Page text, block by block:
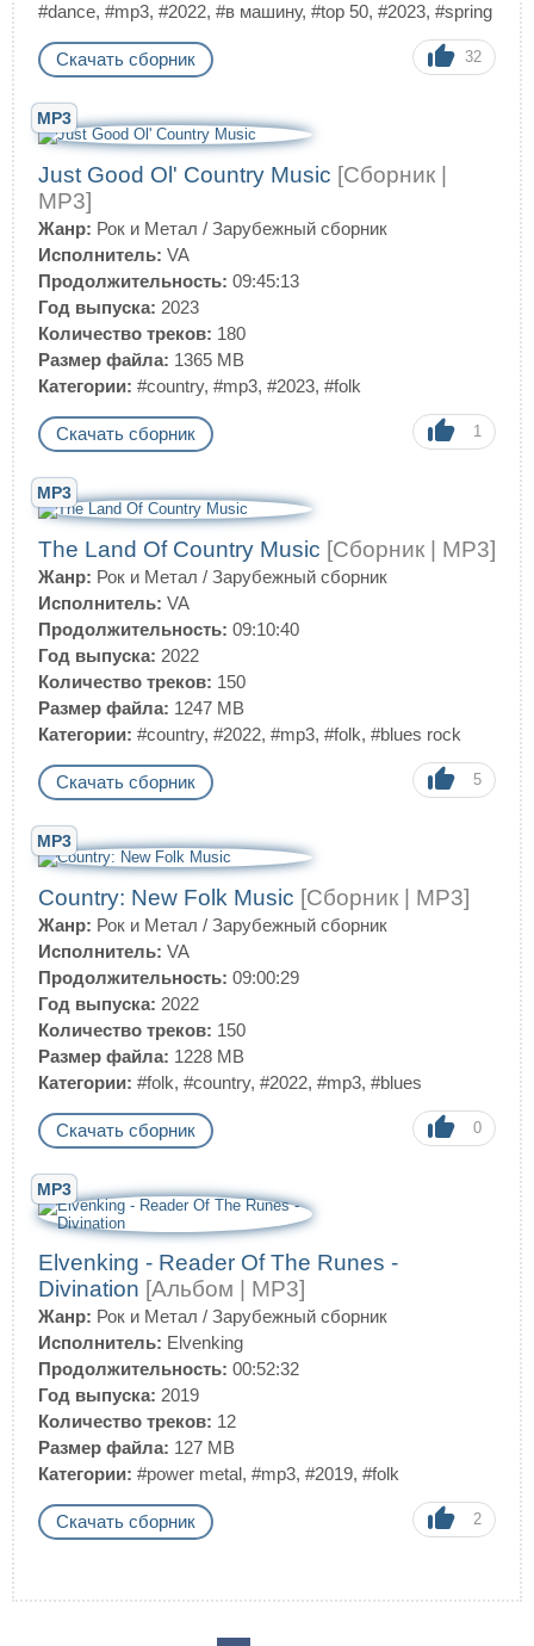
#dance, #mp3, #2022, #в машину, #top 50, #2023, #spring
Скачать сборник 32
MP3
Just Good Ol' Country Music [Сборник |
MP3]
Жанр: Рок и Метал / Зарубежный сборник
Исполнитель: VA
Продолжительность: 09:45:13
Год выпуска: 2023
Количество треков: 180
Размер файла: 1365 MB
Категории: #country, #mp3, #2023, #folk
Скачать сборник 1
MP3
The Land Of Country Music [Сборник | MP3]
Жанр: Рок и Метал / Зарубежный сборник
Исполнитель: VA
Продолжительность: 09:10:40
Год выпуска: 2022
Количество треков: 150
Размер файла: 1247 MB
Категории: #country, #2022, #mp3, #folk, #blues rock
Скачать сборник 5
MP3
Country: New Folk Music [Сборник | MP3]
Жанр: Рок и Метал / Зарубежный сборник
Исполнитель: VA
Продолжительность: 09:00:29
Год выпуска: 2022
Количество треков: 150
Размер файла: 1228 MB
Категории: #folk, #country, #2022, #mp3, #blues
Скачать сборник 0
MP3
Elvenking - Reader Of The Runes -
Divination [Альбом | MP3]
Жанр: Рок и Метал / Зарубежный сборник
Исполнитель: Elvenking
Продолжительность: 00:52:32
Год выпуска: 2019
Количество треков: 12
Размер файла: 127 MB
Категории: #power metal, #mp3, #2019, #folk
Скачать сборник 2